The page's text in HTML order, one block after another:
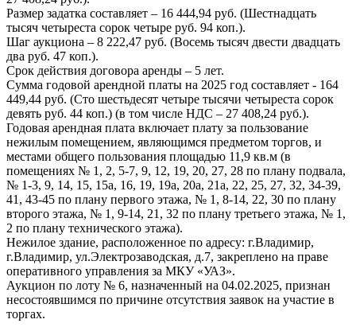
Размер задатка составляет – 16 444,94 руб. (Шестнадцать
тысяч четыреста сорок четыре руб. 94 коп.).
Шаг аукциона – 8 222,47 руб. (Восемь тысяч двести двадцать
два руб. 47 коп.).
Срок действия договора аренды – 5 лет.
Сумма годовой арендной платы на 2025 год составляет - 164
449,44 руб. (Сто шестьдесят четыре тысячи четыреста сорок
девять руб. 44 коп.) (в том числе НДС – 27 408,24 руб.).
Годовая арендная плата включает плату за пользование
нежилым помещением, являющимся предметом торгов, и
местами общего пользования площадью 11,9 кв.м (в
помещениях № 1, 2, 5-7, 9, 12, 19, 20, 27, 28 по плану подвала,
№ 1-3, 9, 14, 15, 15а, 16, 19, 19а, 20а, 21а, 22, 25, 27, 32, 34-39,
41, 43-45 по плану первого этажа, № 1, 8-14, 22, 30 по плану
второго этажа, № 1, 9-14, 21, 32 по плану третьего этажа, № 1,
2 по плану технического этажа).
Нежилое здание, расположенное по адресу: г.Владимир,
г.Владимир, ул.Электрозаводская, д.7, закреплено на праве
оперативного управления за МКУ «УАЗ».
Аукцион по лоту № 6, назначенный на 04.02.2025, признан
несостоявшимся по причине отсутствия заявок на участие в
торгах.